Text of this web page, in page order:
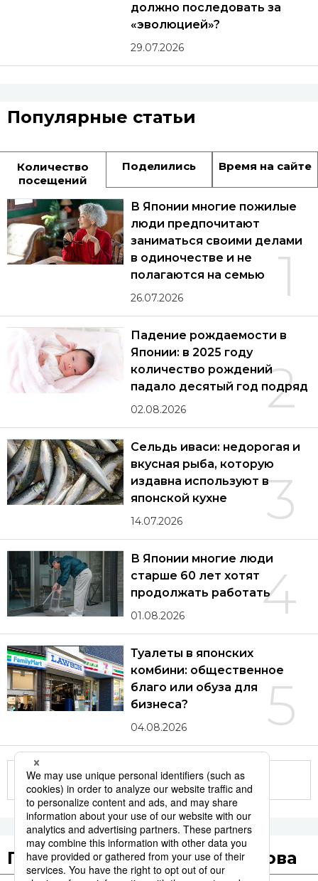
должно последовать за
«эволюцией»?
29.07.2026
Популярные статьи
Количество
посещений
Поделились Время на сайте
1
В Японии многие пожилые
люди предпочитают
заниматься своими делами
в одиночестве и не
полагаются на семью
26.07.2026
2
Падение рождаемости в
Японии: в 2025 году
количество рождений
падало десятый год подряд
02.08.2026
3
Сельдь иваси: недорогая и
вкусная рыба, которую
издавна используют в
японской кухне
14.07.2026
4
В Японии многие люди
старше 60 лет хотят
продолжать работать
01.08.2026
5
Туалеты в японских
комбини: общественное
благо или обуза для
бизнеса?
04.08.2026
Другие статьи по теме
Популярные поисковые слова